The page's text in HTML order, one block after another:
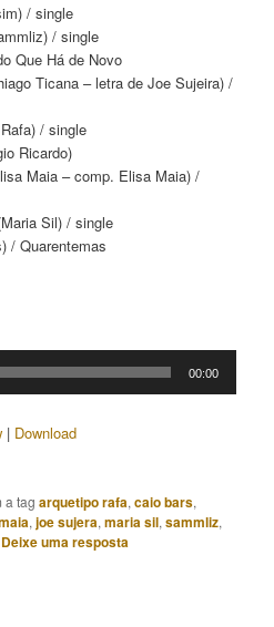
/ single
/ single
Que Há de Novo
Ticana – letra de Joe Sujeira) /
/ single
Ricardo)
Maia – comp. Elisa Maia) /
Sil) / single
/ Quarentemas
00:00
| Download
a tagarquetipo rafa,caio bars,
,joe sujera,maria sil,sammliz,
Deixe uma resposta